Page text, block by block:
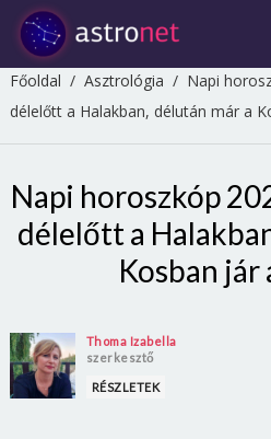
Főoldal / Asztrológia / Napi
délelőtt a Halakban, délután már a
Napi horoszkóp
délelőtt a
Kosban jár
Thoma Izabella
szerkesztő
RÉSZLETEK